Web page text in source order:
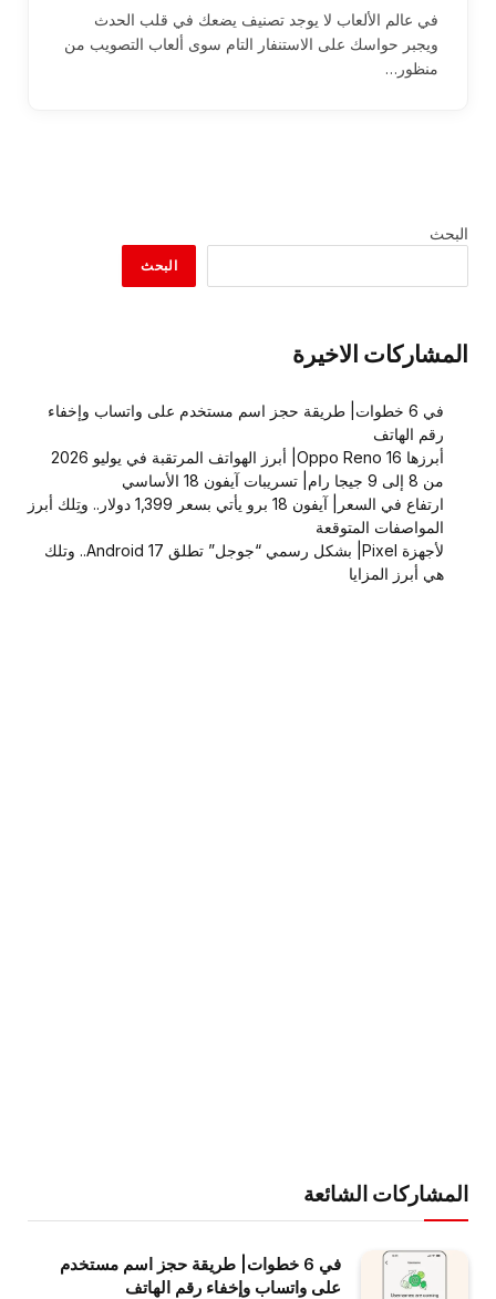
في عالم الألعاب لا يوجد تصنيف يضعك في قلب الحدث
ويجبر حواسك على الاستنفار التام سوى ألعاب التصويب من
منظور…
البحث
البحث
المشاركات الاخيرة
في 6 خطوات| طريقة حجز اسم مستخدم على واتساب وإخفاء
رقم الهاتف
أبرزها Oppo Reno 16| أبرز الهواتف المرتقبة في يوليو 2026
من 8 إلى 9 جيجا رام| تسريبات آيفون 18 الأساسي
ارتفاع في السعر| آيفون 18 برو يأتي بسعر 1,399 دولار.. وتِلك أبرز
المواصفات المتوقعة
لأجهزة Pixel| بشكل رسمي “جوجل” تطلق Android 17.. وتلك
هي أبرز المزايا
المشاركات الشائعة
في 6 خطوات| طريقة حجز اسم مستخدم
على واتساب وإخفاء رقم الهاتف